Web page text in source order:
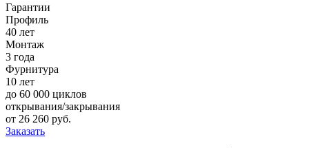
Гарантии
Профиль
40 лет
Монтаж
3 года
Фурнитура
10 лет
до 60 000 циклов
открывания/закрывания
от 26 260 pуб.
Заказать